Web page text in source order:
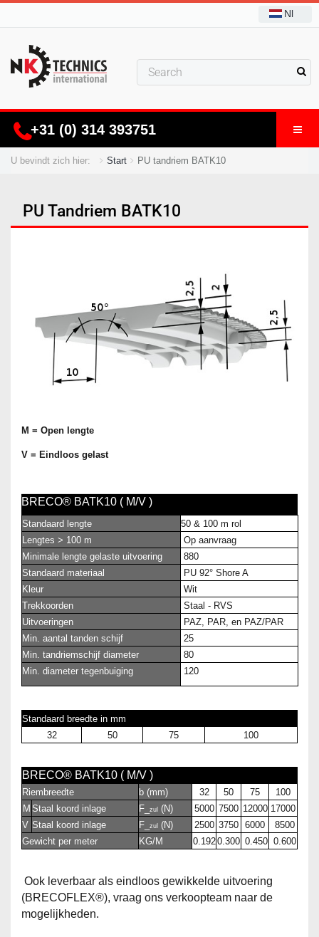
Nl
+31 (0) 314 393751
U bevindt zich hier: Start PU tandriem BATK10
PU Tandriem BATK10
M = Open lengte
V = Eindloos gelast
BRECO® BATK10 ( M/V )
Standaard lengte
50 & 100 m rol
Lengtes > 100 m
Op aanvraag
Minimale lengte gelaste uitvoering
880
Standaard materiaal
PU 92° Shore A
Kleur
Wit
Trekkoorden
Staal - RVS
Uitvoeringen
PAZ, PAR, en PAZ/PAR
Min. aantal tanden schijf
25
Min. tandriemschijf diameter
80
Min. diameter tegenbuiging
120
Standaard breedte in mm
32
50 75 100
BRECO® BATK10 ( M/V )
Riembreedte b (mm) 32 50 75
100
M Staal koord inlage F_ zul (N) 5000 7500 12000 17000
V Staal koord inlage F_ zul (N) 2500 3750 6000
8500
Gewicht per meter
KG/M 0.1920.300 0.450 0.600
Ook leverbaar als eindloos gewikkelde uitvoering
(BRECOFLEX®), vraag ons verkoopteam naar de
mogelijkheden.